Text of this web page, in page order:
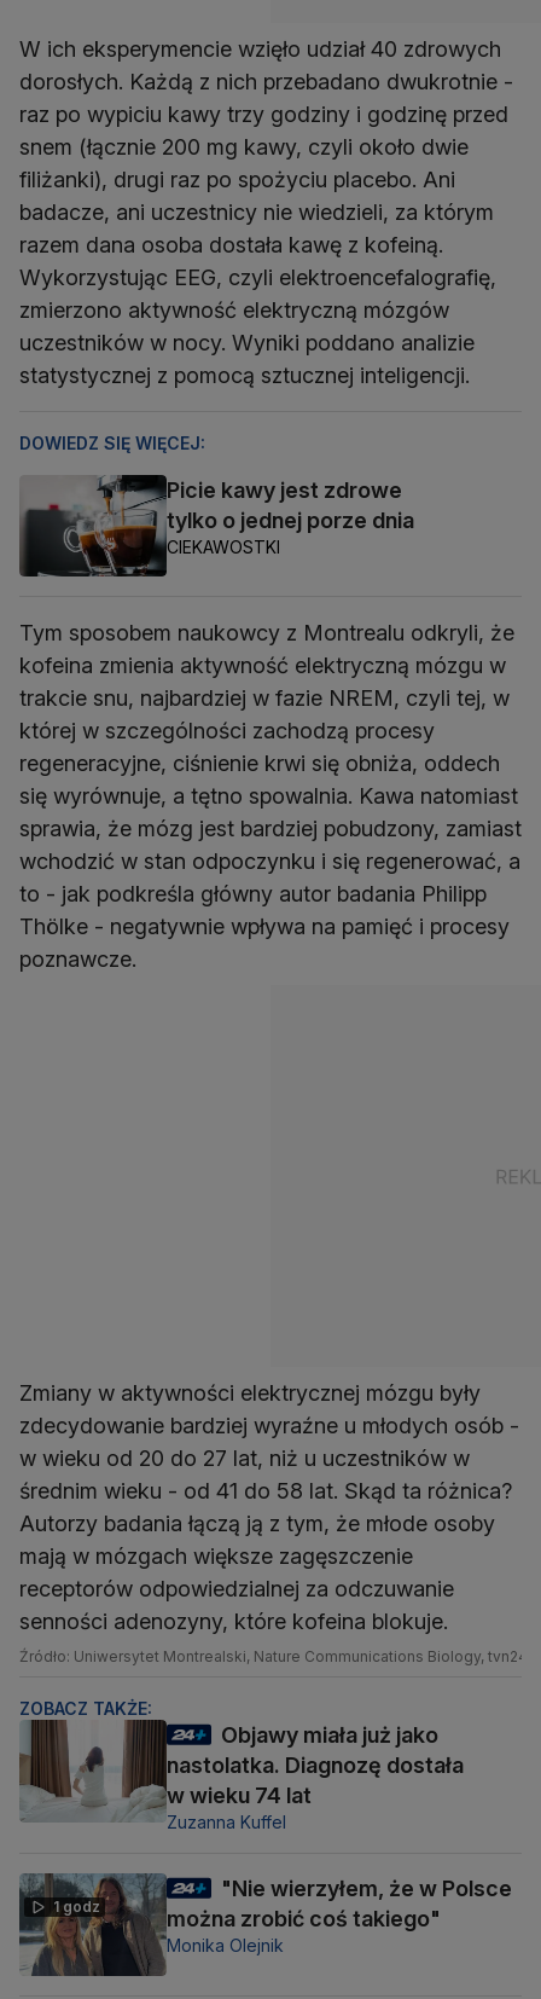
W ich eksperymencie wzięło udział 40 zdrowych
dorosłych. Każdą z nich przebadano dwukrotnie -
raz po wypiciu kawy trzy godziny i godzinę przed
snem (łącznie 200 mg kawy, czyli około dwie
filiżanki), drugi raz po spożyciu placebo. Ani
badacze, ani uczestnicy nie wiedzieli, za którym
razem dana osoba dostała kawę z kofeiną.
Wykorzystując EEG, czyli elektroencefalografię,
zmierzono aktywność elektryczną mózgów
uczestników w nocy. Wyniki poddano analizie
statystycznej z pomocą sztucznej inteligencji.
DOWIEDZ SIĘ WIĘCEJ:
Picie kawy jest zdrowe
tylko o jednej porze dnia
CIEKAWOSTKI
Tym sposobem naukowcy z Montrealu odkryli, że
kofeina zmienia aktywność elektryczną mózgu w
trakcie snu, najbardziej w fazie NREM, czyli tej, w
której w szczególności zachodzą procesy
regeneracyjne, ciśnienie krwi się obniża, oddech
się wyrównuje, a tętno spowalnia. Kawa natomiast
sprawia, że mózg jest bardziej pobudzony, zamiast
wchodzić w stan odpoczynku i się regenerować, a
to - jak podkreśla główny autor badania Philipp
Thölke - negatywnie wpływa na pamięć i procesy
poznawcze.
Zmiany w aktywności elektrycznej mózgu były
zdecydowanie bardziej wyraźne u młodych osób -
w wieku od 20 do 27 lat, niż u uczestników w
średnim wieku - od 41 do 58 lat. Skąd ta różnica?
Autorzy badania łączą ją z tym, że młode osoby
mają w mózgach większe zagęszczenie
receptorów odpowiedzialnej za odczuwanie
senności adenozyny, które kofeina blokuje.
Źródło: Uniwersytet Montrealski, Nature Communications Biology,
ZOBACZ TAKŻE:
Objawy miała już jako
nastolatka. Diagnozę dostała
w wieku 74 lat
Zuzanna Kuffel
1 godz
"Nie wierzyłem, że w Polsce
można zrobić coś takiego"
Monika Olejnik